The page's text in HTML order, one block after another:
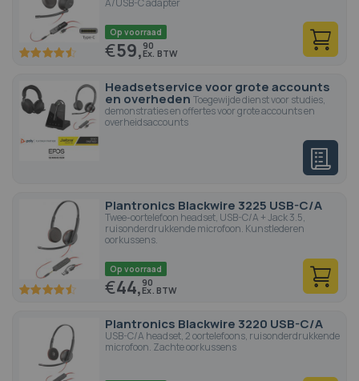
A/USB-C adapter
90 100
Op voorraad
€59,90
Headsetservice voor grote accounts
en overheden Toegewijde dienst voor studies,
demonstraties en offertes voor grote accounts en
overheidsaccounts
Plantronics Blackwire 3225 USB-C/A
Twee-oortelefoon headset, USB-C/A + Jack 3.5,
ruisonderdrukkende microfoon. Kunstlederen
oorkussens.
90 100
Op voorraad
€44,90
Plantronics Blackwire 3220 USB-C/A
USB-C/A headset, 2 oortelefoons, ruisonderdrukkende
microfoon. Zachte oorkussens